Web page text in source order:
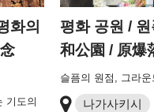
화의
기도의
평화 공원 /
和公園 / 原爆
슬픔의 원점, 그라운
나가사키시